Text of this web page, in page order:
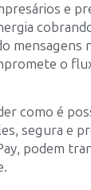
e
mensagens
o
como é
segura e
podem